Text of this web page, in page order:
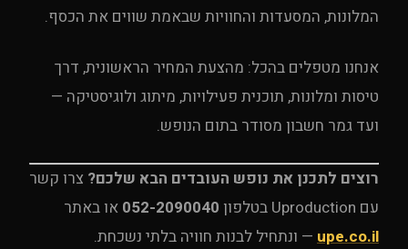
המלונות, המסעדות והחוויות שבאמת שווים את הכסף.
אנחנו מטפלים בהכל: מהצעת המחיר הראשונית, דרך
טיסות ומלונות, תוכנית פעילויות, מיתוג ולוגיסטיקה —
ועד גמר חשבון מסודר בתום הנופש.
רוצים לתכנן את נופש העובדים הבא שלכם? צרו קשר
עם Uproduction בטלפון
052-2090040 או באתר
upe.co.il — ונתחיל לבנות חוויה בלתי נשכחת.